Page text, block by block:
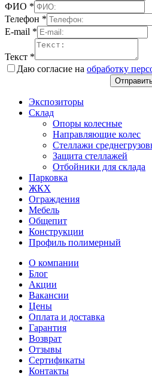
ФИО *
Телефон *
E-mail *
Текст *
Даю согласие на обработку
Экспозиторы
Склад
Опоры колесные
Направляющие колес
Стеллажи
Защита стеллажей
Отбойники для склада
Парковка
ЖКХ
Ограждения
Мебель
Общепит
Конструкции
Профиль полимерный
О компании
Блог
Акции
Вакансии
Цены
Оплата и доставка
Гарантия
Возврат
Отзывы
Сертификаты
Контакты